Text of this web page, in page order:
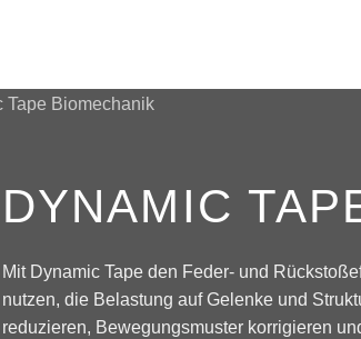
DYNAMIC
Mit Dynamic Tape den Feder- und
nutzen, die Belastung auf Gelenke und
reduzieren, Bewegungsmuster korrigieren